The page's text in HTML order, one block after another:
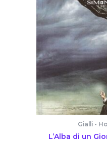
Gialli -
L’Alba di un